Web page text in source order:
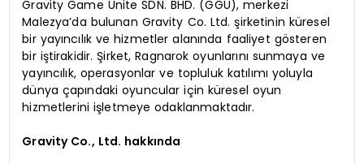
Gravity Game Unite SDN. BHD. (GGU), merkezi
Malezya’da bulunan Gravity Co. Ltd. şirketinin küresel
bir yayıncılık ve hizmetler alanında faaliyet gösteren
bir iştirakidir. Şirket, Ragnarok oyunlarını sunmaya ve
yayıncılık, operasyonlar ve topluluk katılımı yoluyla
dünya çapındaki oyuncular için küresel oyun
hizmetlerini işletmeye odaklanmaktadır.
Gravity Co., Ltd. hakkında